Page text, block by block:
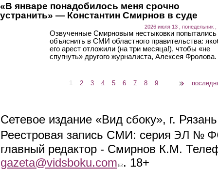
«В январе понадобилось меня срочно
устранить» — Константин Смирнов в суде
2026 июля 13 , понедельник ,
Озвученные Смирновым нестыковки попытались
объяснить в СМИ областного правительства:
его арест отложили (на три месяца!), чтобы «не
спугнуть» другого журналиста, Алексея Фролова.
1 2 3 4 5 6 7 8 9
Сетевое издание «Вид сбоку», г.
Реестровая запись СМИ: серия ЭЛ №
главный редактор - Смирнов К.М.
gazeta@vidsboku.com (link sends e-mail)
. 18+